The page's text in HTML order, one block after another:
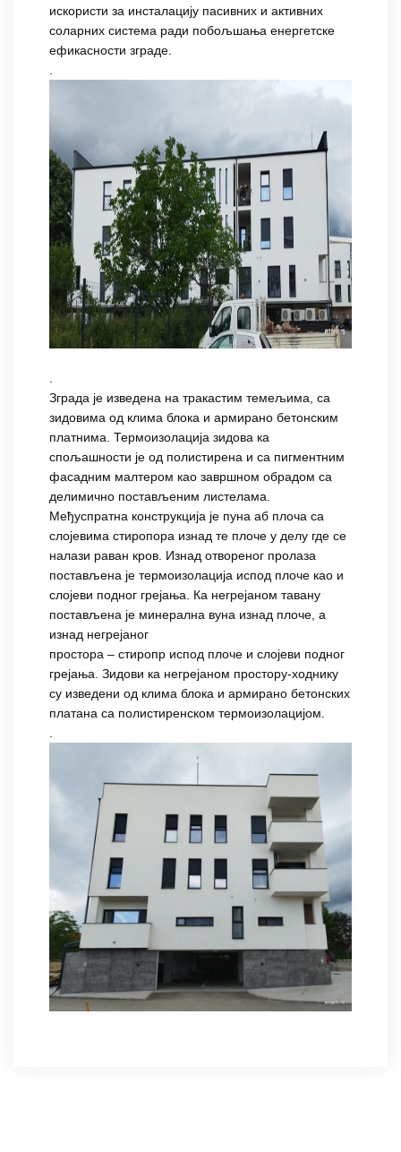
искористи за инсталацију пасивних и активних
соларних система ради побољшања енергетске
ефикасности зграде.
.
.
Зграда је изведена на тракастим темељима, са
зидовима од клима блока и армирано бетонским
платнима. Термоизолација зидова ка
спољашности је од полистирена и са пигментним
фасадним малтером као завршном обрадом са
делимично постављеним листелама.
Међуспратна конструкција је пуна аб плоча са
слојевима стиропора изнад те плоче у делу где се
налази раван кров. Изнад отвореног пролаза
постављена је термоизолација испод плоче као и
слојеви подног грејања. Ка негрејаном тавану
постављена је минерална вуна изнад плоче, а
изнад негрејаног
простора – стиропр испод плоче и слојеви подног
грејања. Зидови ка негрејаном простору-ходнику
су изведени од клима блока и армирано бетонских
платана са полистиренском термоизолацијом.
.